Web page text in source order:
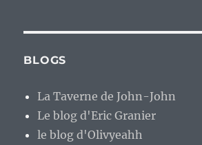
BLOGS
La Taverne de John-John
Le blog d'Eric Granier
le blog d'Olivyeahh